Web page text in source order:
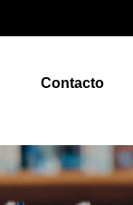
Contacto